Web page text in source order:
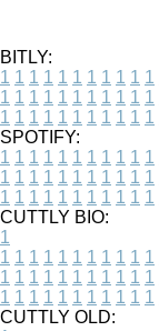
BITLY:
1 1 1 1 1 1 1 1 1 1 1
1 1 1 1 1 1 1 1 1 1 1
1 1 1 1 1 1 1 1 1 1 1
SPOTIFY:
1 1 1 1 1 1 1 1 1 1 1
1 1 1 1 1 1 1 1 1 1 1
1 1 1 1 1 1 1 1 1 1 1
CUTTLY BIO:
1
1 1 1 1 1 1 1 1 1 1 1
1 1 1 1 1 1 1 1 1 1 1
1 1 1 1 1 1 1 1 1 1 1
CUTTLY OLD: